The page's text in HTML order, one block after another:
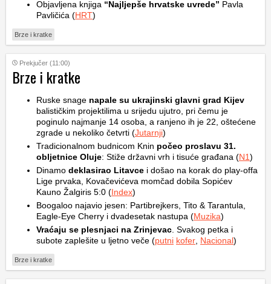
Objavljena knjiga “Najljepše hrvatske uvrede” Pavla
Pavličića (HRT)
Brze i kratke
Prekjučer (11:00)
Brze i kratke
Ruske snage napale su ukrajinski glavni grad Kijev
balističkim projektilima u srijedu ujutro, pri čemu je
poginulo najmanje 14 osoba, a ranjeno ih je 22, oštećene
zgrade u nekoliko četvrti (Jutarnji)
Tradicionalnom budnicom Knin počeo proslavu 31.
obljetnice Oluje: Stiže državni vrh i tisuće građana (N1)
Dinamo deklasirao Litavce i došao na korak do play-offa
Lige prvaka, Kovačevićeva momčad dobila Sopićev
Kauno Žalgiris 5:0 (Index)
Boogaloo najavio jesen: Partibrejkers, Tito & Tarantula,
Eagle-Eye Cherry i dvadesetak nastupa (Muzika)
Vraćaju se plesnjaci na Zrinjevac . Svakog petka i
subote zaplešite u ljetno veče (putni kofer Nacional)
Brze i kratke